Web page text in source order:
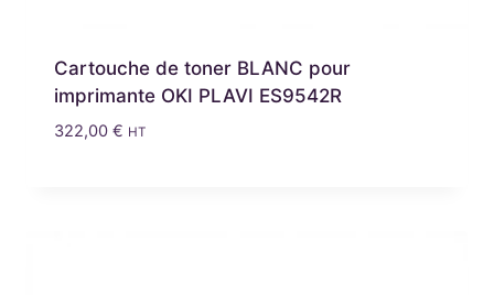
Cartouche de toner BLANC pour
imprimante OKI PLAVI ES9542R
322,00 € HT